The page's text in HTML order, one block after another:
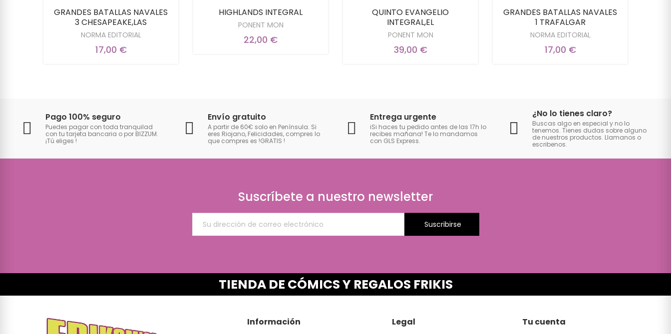
GRANDES BATALLAS NAVALES
3 CHESAPEAKE,LAS
NORMA EDITORIAL
17,00 €
HIGHLANDS INTEGRAL
PONENT MON
22,00 €
QUINTO EVANGELIO
INTEGRAL,EL
PONENT MON
39,00 €
GRANDES BATALLAS NAVALES
1 TRAFALGAR
NORMA EDITORIAL
17,00 €
Pago 100% seguro
Puedes pagar con toda tranquilad
con tu tarjeta bancaria o por BIZZUM.
¡Tú eliges !
Envío gratuito
A partir de 60€ solo en Península. Si
eres Riojano, Felicidades, compres lo
que compres es !GRATIS !
Entrega urgente
iSi haces tu pedido antes de las 17h lo
recibes mañana! Te lo mandamos
con GLS Express.
¿No lo tienes claro?
Buscas algo en especial y no lo
tenemos. Tienes dudas sobre alguno
de nuestros productos. Llamanos o
escribenos.
Suscríbete a nuestro newsletter
Suscribirse
TIENDA DE CÓMICS Y REGALOS FRIKIS
Información Legal Tu cuenta